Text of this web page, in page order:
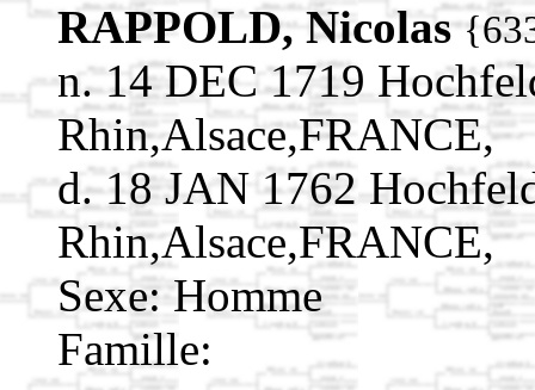
RAPPOLD, Nicolas
n. 14 DEC 1719
Rhin,Alsace,FRANCE,
d. 18 JAN 1762
Rhin,Alsace,FRANCE,
Sexe: Homme
Famille: